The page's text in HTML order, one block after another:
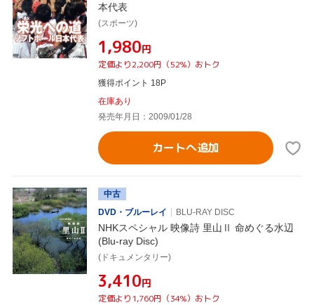
本代表
(スポーツ)
¥1,980円
定価より2,200円（52%）おトク
獲得ポイント 18P
在庫あり
発売年月日：2009/01/28
カートへ追加
中古
DVD・ブルーレイ
BLU-RAY DISC
NHKスペシャル 映像詩 里山Ⅱ 命めぐる水辺
(Blu-ray Disc)
(ドキュメンタリー)
¥3,410円
定価より1,760円（34%）おトク